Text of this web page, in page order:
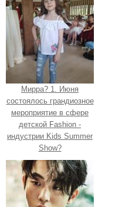
Мирра? 1. Июня
состоялось грандиозное
мероприятие в сфере
детской Fashion -
индустрии Kids Summer
Show?